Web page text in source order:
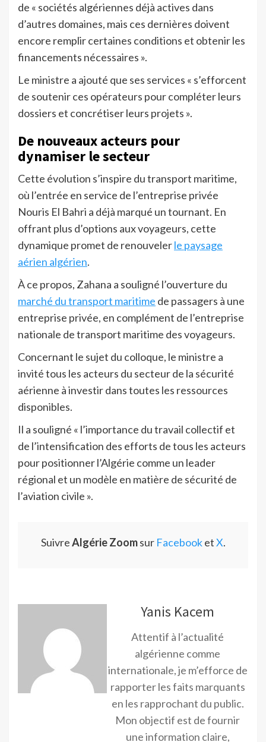
de « sociétés algériennes déjà actives dans
d’autres domaines, mais ces dernières doivent
encore remplir certaines conditions et obtenir les
financements nécessaires ».
Le ministre a ajouté que ses services « s’efforcent
de soutenir ces opérateurs pour compléter leurs
dossiers et concrétiser leurs projets ».
De nouveaux acteurs pour
dynamiser le secteur
Cette évolution s’inspire du transport maritime,
où l’entrée en service de l’entreprise privée
Nouris El Bahri a déjà marqué un tournant. En
offrant plus d’options aux voyageurs, cette
dynamique promet de renouvelerle paysage
aérien algérien.
À ce propos, Zahana a souligné l’ouverture du
marché du transport maritime de passagers à une
entreprise privée, en complément de l’entreprise
nationale de transport maritime des voyageurs.
Concernant le sujet du colloque, le ministre a
invité tous les acteurs du secteur de la sécurité
aérienne à investir dans toutes les ressources
disponibles.
Il a souligné « l’importance du travail collectif et
de l’intensification des efforts de tous les acteurs
pour positionner l’Algérie comme un leader
régional et un modèle en matière de sécurité de
l’aviation civile ».
SuivreAlgérie Zoomsur FacebooketX.
Yanis Kacem
Attentif à l’actualité
algérienne comme
internationale, je m’efforce de
rapporter les faits marquants
en les rapprochant du public.
Mon objectif est de fournir
une information claire,